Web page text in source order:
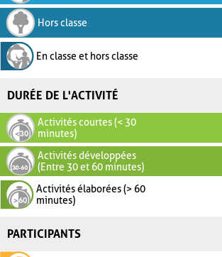
Hors classe
En classe et hors classe
DURÉE DE L'ACTIVITÉ
Activités courtes (< 30
minutes)
Activités développées
(Entre 30 et 60 minutes)
Activités élaborées (> 60
minutes)
PARTICIPANTS